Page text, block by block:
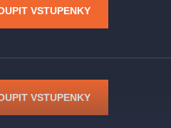
VSTUPENKY
VSTUPENKY